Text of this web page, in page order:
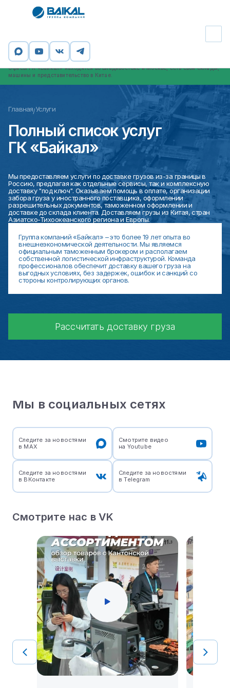
профессиональный участник ВЭД. ООО «ИНСТАЙЛ», входящее в ГК
«Байкал», внесено в реестр таможенных представителей (номер в реестре
2066).
Офисы ГК «Байкал» находятся во Владивостоке и Москве, есть свои склады,
машины и представительство в Китае.
Главная/Услуги
Полный список услуг
ГК «Байкал»
Мы предоставляем услуги по доставке грузов из-за границы в
Россию, предлагая как отдельные сервисы, так и комплексную
доставку "под ключ". Оказываем помощь в оплате, организации
забора груза у иностранного поставщика, оформлении
разрешительных документов, таможенном оформлении и
доставке до склада клиента. Доставляем грузы из Китая, стран
Азиатско-Тихоокеанского региона и Европы.
Группа компаний «Байкал» – это более 19 лет опыта во
внешнеэкономической деятельности. Мы являемся
официальным таможенным брокером и располагаем
собственной логистической инфраструктурой. Команда
профессионалов обеспечит доставку вашего груза на
выгодных условиях, без задержек, ошибок и санкций со
стороны контролирующих органов.
Рассчитать доставку груза
Мы в социальных сетях
Следите за новостями
в МАХ
Смотрите видео
на Youtube
Следите за новостями
в ВКонтакте
Следите за новостями
в Telegram
Смотрите нас в VK